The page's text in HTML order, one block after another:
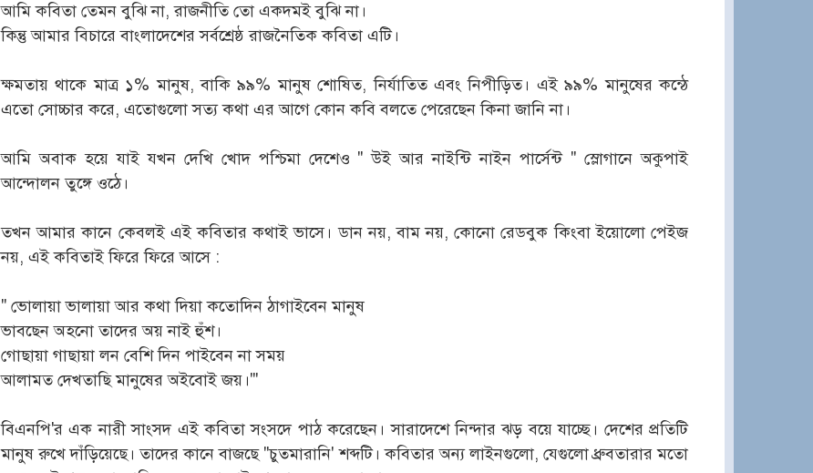
আমি কবিতা তেমন বুঝি না, রাজনীতি তো একদমই বুঝি না।
কিন্তু আমার বিচারে বাংলাদেশের সর্বশ্রেষ্ঠ রাজনৈতিক কবিতা এটি।
ক্ষমতায় থাকে মাত্র ১% মানুষ, বাকি ৯৯% মানুষ শোষিত, নির্যাতিত এবং নিপীড়িত। এই ৯৯% মানুষের কন্ঠে
এতো সোচ্চার করে, এতোগুলো সত্য কথা এর আগে কোন কবি বলতে পেরেছেন কিনা জানি না।
আমি অবাক হয়ে যাই যখন দেখি খোদ পশ্চিমা দেশেও '' উই আর নাইন্টি নাইন পার্সেন্ট '' স্লোগানে অকুপাই
আন্দোলন তুঙ্গে ওঠে।
তখন আমার কানে কেবলই এই কবিতার কথাই ভাসে। ডান নয়, বাম নয়, কোনো রেডবুক কিংবা ইয়োলো পেইজ
নয়, এই কবিতাই ফিরে ফিরে আসে :
'' ভোলায়া ভালায়া আর কথা দিয়া কতোদিন ঠাগাইবেন মানুষ
ভাবছেন অহনো তাদের অয় নাই হুঁশ।
গোছায়া গাছায়া লন বেশি দিন পাইবেন না সময়
আলামত দেখতাছি মানুষের অইবোই জয়।'''
বিএনপি'র এক নারী সাংসদ এই কবিতা সংসদে পাঠ করেছেন। সারাদেশে নিন্দার ঝড় বয়ে যাচ্ছে। দেশের প্রতিটি
মানুষ রুখে দাঁড়িয়েছে। তাদের কানে বাজছে ''চুতমারানি' শব্দটি। কবিতার অন্য লাইনগুলো, যেগুলো ধ্রুবতারার মতো